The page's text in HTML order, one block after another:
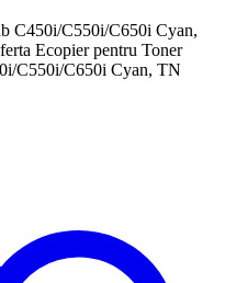
C450i/C550i/C650i Cyan,
Ecopier pentru Toner
C550i/C650i Cyan, TN